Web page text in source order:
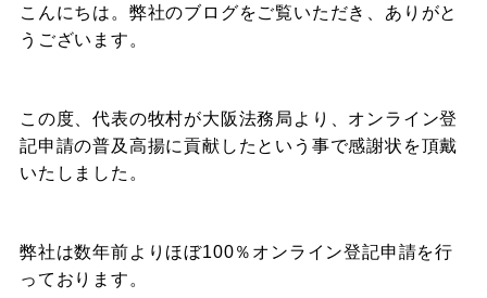
こんにちは。弊社のブログをご覧いただき、ありがと
うございます。
この度、代表の牧村が大阪法務局より、オンライン登
記申請の普及高揚に貢献したという事で感謝状を頂戴
いたしました。
弊社は数年前よりほぼ100％オンライン登記申請を行
っております。